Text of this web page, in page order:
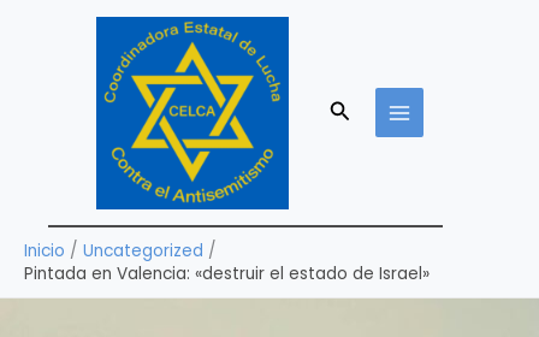
Buscar
Inicio
Uncategorized
Pintada en Valencia: «destruir el estado de Israel»